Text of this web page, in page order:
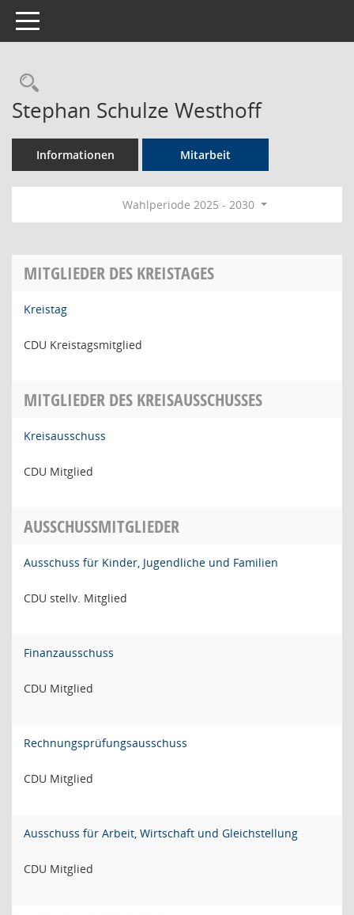
Toggle navigation
Rechercheauswahl
Stephan Schulze Westhoff
Informationen Mitarbeit
Wahlperiode 2025 - 2030
MITGLIEDER DES KREISTAGES
Kreistag
CDU Kreistagsmitglied
MITGLIEDER DES KREISAUSSCHUSSES
Kreisausschuss
CDU Mitglied
AUSSCHUSSMITGLIEDER
Ausschuss für Kinder, Jugendliche und Familien
CDU stellv. Mitglied
Finanzausschuss
CDU Mitglied
Rechnungsprüfungsausschuss
CDU Mitglied
Ausschuss für Arbeit, Wirtschaft und Gleichstellung
CDU Mitglied